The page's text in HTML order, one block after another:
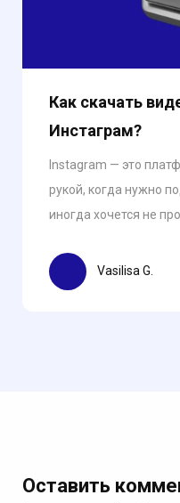
Как скачать
Инстаграм?
Instagram — это
рукой, когда нужно
иногда хочется не
Vasilisa G.
Оставить